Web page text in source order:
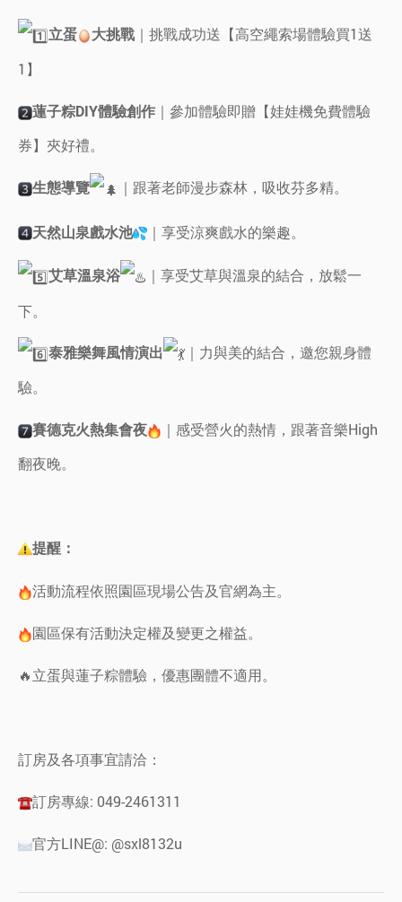
立蛋 大挑戰 ｜挑戰成功送【高空繩索場體驗買1送
1】
蓮子粽DIY體驗創作 ｜參加體驗即贈【娃娃機免費體驗
券】夾好禮。
生態導覽 ｜跟著老師漫步森林，吸收芬多精。
天然山泉戲水池 ｜享受涼爽戲水的樂趣。
艾草溫泉浴
｜享受艾草與溫泉的結合，放鬆一
下。
泰雅樂舞風情演出
｜力與美的結合，邀您親身體
驗。
賽德克火熱集會夜
｜感受營火的熱情，跟著音樂High
翻夜晚。
提醒：
活動流程依照園區現場公告及官網為主。
園區保有活動決定權及變更之權益。
🔥立蛋與蓮子粽體驗，優惠團體不適用。
訂房及各項事宜請洽：
訂房專線: 049-2461311
官方LINE@: @sxl8132u